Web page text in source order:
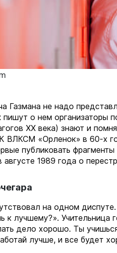
Газмана не надо
пишут о нем
ХХ века) знают и
ВЛКСМ «Орленок» в 60-х
публиковать
августе 1989 года о
на одном
к лучшему?».
дело хорошо. Ты
лучше, и все будет